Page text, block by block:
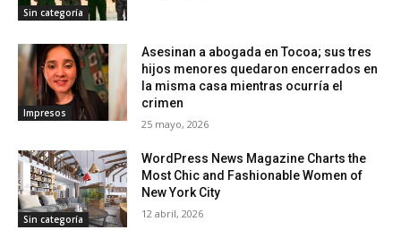
Sin categoría
Impresos
Asesinan a abogada en Tocoa; sus tres
hijos menores quedaron encerrados en
la misma casa mientras ocurría el
crimen
25 mayo, 2026
Sin categoría
WordPress News Magazine Charts the
Most Chic and Fashionable Women of
New York City
12 abril, 2026